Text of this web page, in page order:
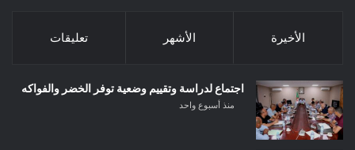
الأخيرة الأشهر تعليقات
اجتماع لدراسة وتقييم وضعية توفر الخضر والفواكه
منذ أسبوع واحد